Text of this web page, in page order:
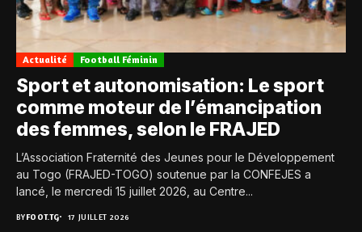
Actualité Football Féminin
Sport et autonomisation: Le sport
comme moteur de l’émancipation
des femmes, selon le FRAJED
L’Association Fraternité des Jeunes pour le Développement
au Togo (FRAJED-TOGO) soutenue par la CONFEJES a
lancé, le mercredi 15 juillet 2026, au Centre...
BYFOOT.TG 17 JUILLET 2026